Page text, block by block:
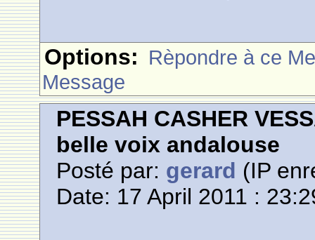
Options: Rèpondre à ce
Message
PESSAH CASHER
belle voix andalouse
Posté par: gerard (IP
Date: 17 April 2011 :